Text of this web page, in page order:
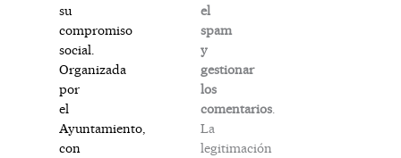
su
compromiso
social.
Organizada
por
el
Ayuntamiento,
con
el
spam
y
gestionar
los
comentarios.
La
legitimación